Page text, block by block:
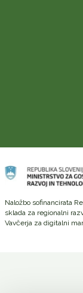
Naložbo sofinancirata
sklada za regionalni
Vavčerja za digitalni